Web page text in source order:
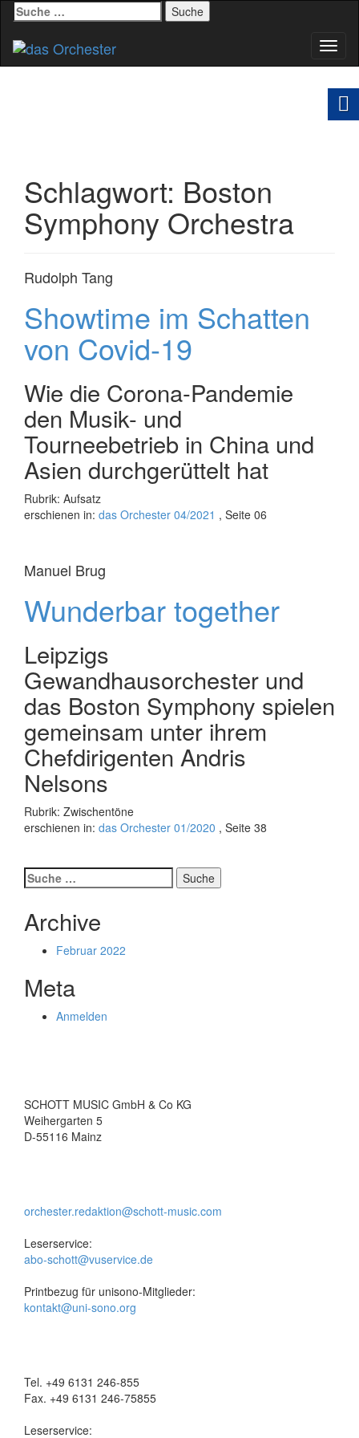
Suche
nach:
Schlagwort: Boston
Symphony Orchestra
Rudolph Tang
Showtime im Schatten
von Covid-19
Wie die Corona-Pandemie
den Musik- und
Tourneebetrieb in China und
Asien durchgerüttelt hat
Rubrik: Aufsatz
erschienen in: das Orchester 04/2021 , Seite 06
Manuel Brug
Wunderbar together
Leipzigs
Gewandhausorchester und
das Boston Symphony spielen
gemeinsam unter ihrem
Chefdirigenten Andris
Nelsons
Rubrik: Zwischentöne
erschienen in: das Orchester 01/2020 , Seite 38
Suche
nach:
Archive
Februar 2022
Meta
Anmelden
SCHOTT MUSIC GmbH & Co KG
Weihergarten 5
D-55116 Mainz
orchester.redaktion@schott-music.com
Leserservice:
abo-schott@vuservice.de
Printbezug für unisono-Mitglieder:
kontakt@uni-sono.org
Tel. +49 6131 246-855
Fax. +49 6131 246-75855
Leserservice: